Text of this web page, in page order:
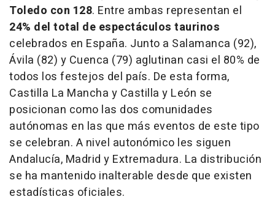
Toledo con 128. Entre ambas representan el
24% del total de espectáculos taurinos
celebrados en España. Junto a Salamanca (92),
Ávila (82) y Cuenca (79) aglutinan casi el 80% de
todos los festejos del país. De esta forma,
Castilla La Mancha y Castilla y León se
posicionan como las dos comunidades
autónomas en las que más eventos de este tipo
se celebran. A nivel autonómico les siguen
Andalucía, Madrid y Extremadura. La distribución
se ha mantenido inalterable desde que existen
estadísticas oficiales.